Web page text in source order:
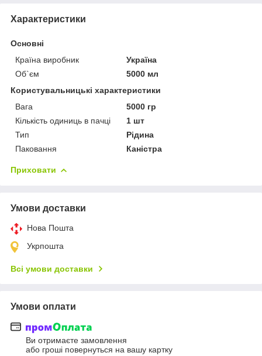
Характеристики
Основні
Країна виробник
Україна
Об`єм
5000 мл
Користувальницькі характеристики
Вага
5000 гр
Кількість одиниць в пачці
1 шт
Тип
Рідина
Паковання
Каністра
Приховати
Умови доставки
Нова Пошта
Укрпошта
Всі умови доставки
Умови оплати
Ви отримаєте замовлення
або гроші повернуться на вашу картку